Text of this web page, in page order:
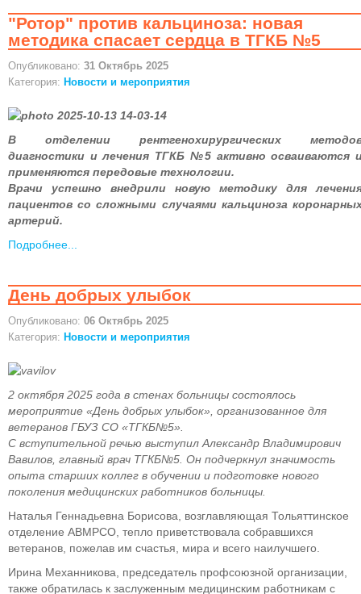
"Ротор" против кальциноза: новая
методика спасает сердца в ТГКБ №5
Опубликовано: 31 Октябрь 2025
Категория: Новости и мероприятия
В отделении рентгенохирургических
диагностики и лечения ТГКБ №5 активно осваиваются
применяются передовые технологии.
Врачи успешно внедрили новую методику для
пациентов со сложными случаями кальциноза
артерий.
Подробнее...
День добрых улыбок
Опубликовано: 06 Октябрь 2025
Категория: Новости и мероприятия
2 октября 2025 года в стенах больницы состоялось
мероприятие «День добрых улыбок», организованное для
ветеранов ГБУЗ СО «ТГКБ№5».
С вступительной речью выступил Александр Владимирович
Вавилов, главный врач ТГКБ№5. Он подчеркнул значимость
опыта старших коллег в обучении и подготовке нового
поколения медицинских работников больницы.
Наталья Геннадьевна Борисова, возглавляющая Тольяттинское
отделение АВМРСО, тепло приветствовала собравшихся
ветеранов, пожелав им счастья, мира и всего наилучшего.
Ирина Механникова, председатель профсоюзной организации,
также обратилась к заслуженным медицинским работникам с